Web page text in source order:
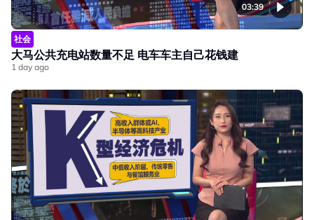
03:39
社会
大马公共充电站数量不足 电车车主自己花钱建
1 day ago